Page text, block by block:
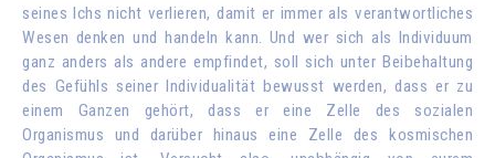
seines Ichs nicht verlieren, damit er immer als verantwortliches
Wesen denken und handeln kann. Und wer sich als Individuum
ganz anders als andere empfindet, soll sich unter Beibehaltung
des Gefühls seiner Individualität bewusst werden, dass er zu
einem Ganzen gehört, dass er eine Zelle des sozialen
Organismus und darüber hinaus eine Zelle des kosmischen